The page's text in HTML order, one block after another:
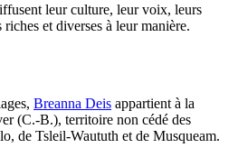
leur culture, leur voix, leurs
et diverses à leur manière.
Breanna Deis appartient à la
(C.-B.), territoire non cédé des
de Tsleil-Waututh et de Musqueam.